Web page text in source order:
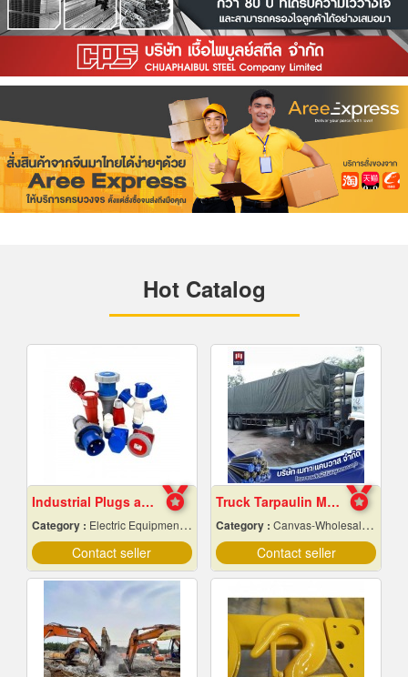
Hot Catalog
Industrial Plugs and Sockets in Pattaya, Chonburi
Category : Electric Equipment & Supplies-Wholesale & Manufacturers
Contact seller
Truck Tarpaulin Manufacturing Factory
Category : Canvas-Wholesale & Manufacturers
Contact seller